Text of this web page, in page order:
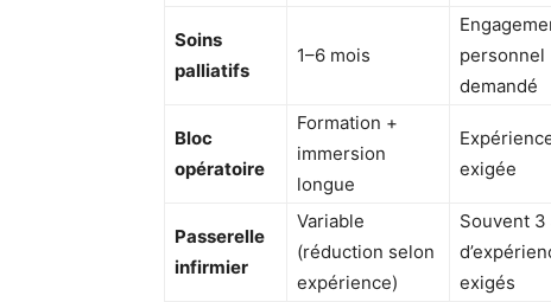
Soins
palliatifs
1–6 mois
personnel
demandé
Bloc
opératoire
Formation +
immersion
longue
exigée
Passerelle
infirmier
Variable
(réduction selon
expérience)
Souvent 3
exigés